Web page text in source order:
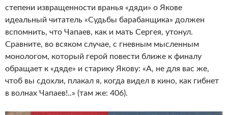
степени извращенности вранья «дяди» о Якове
идеальный читатель «Судьбы барабанщика» должен
вспомнить, что Чапаев, как и мать Сергея, утонул.
Сравните, во всяком случае, с гневным мысленным
монологом, который герой повести ближе к финалу
обращает к «дяде» и старику Якову: «А, не для вас же,
чтоб вы сдохли, плакал я, когда видел в кино, как гибнет
в волнах Чапаев!..» (там же: 406).